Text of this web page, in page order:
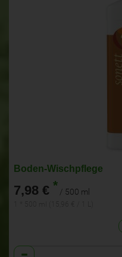
Boden-Wischpflege
7,98 € * / 500 ml
Anzahl